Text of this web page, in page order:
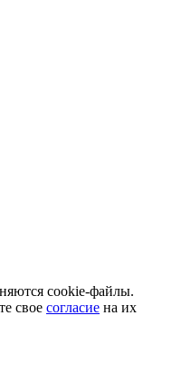
cookie-файлы.
свое согласие на их